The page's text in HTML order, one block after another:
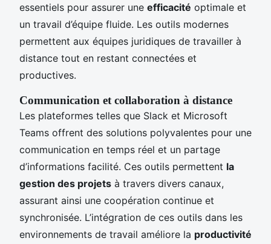
essentiels pour assurer une efficacité optimale et
un travail d’équipe fluide. Les outils modernes
permettent aux équipes juridiques de travailler à
distance tout en restant connectées et
productives.
Communication et collaboration à distance
Les plateformes telles que Slack et Microsoft
Teams offrent des solutions polyvalentes pour une
communication en temps réel et un partage
d’informations facilité. Ces outils permettent la
gestion des projets à travers divers canaux,
assurant ainsi une coopération continue et
synchronisée. L’intégration de ces outils dans les
environnements de travail améliore la productivité